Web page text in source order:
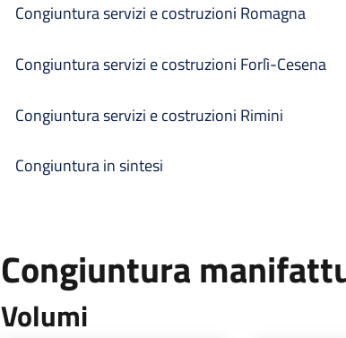
Congiuntura servizi e costruzioni Romagna
Congiuntura servizi e costruzioni Forlì-Cesena
Congiuntura servizi e costruzioni Rimini
Congiuntura in sintesi
Congiuntura
Volumi